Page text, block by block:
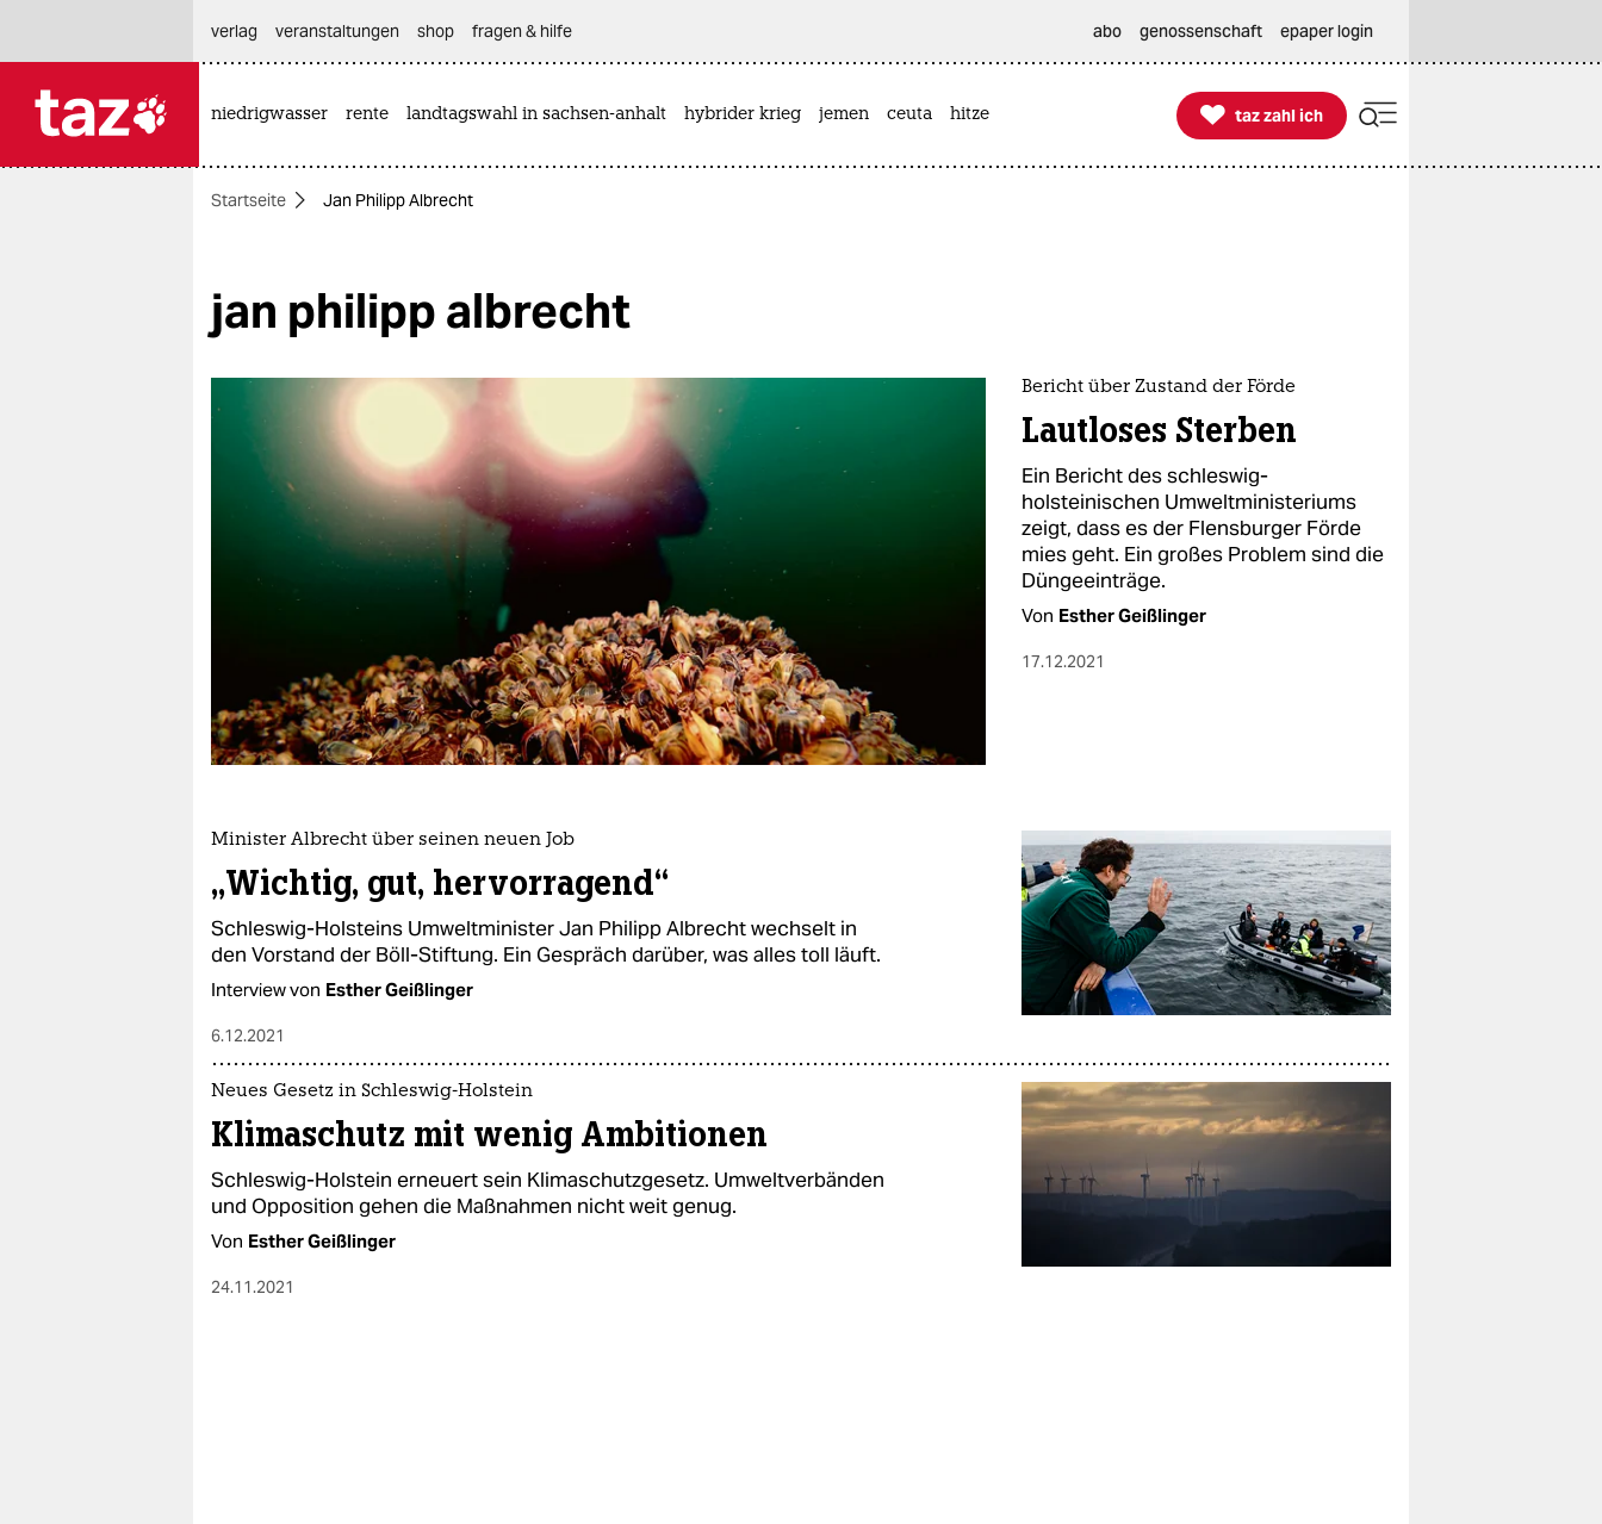
themen
öko
gesellschaft
kultur
sport
nord
verlag
verlag
shop
fragen & hilfe
unterstützen
abo
genossenschaft
epaper login
verlag
veranstaltungen shop fragen & hilfe abo genossenschaft epaper login
niedrigwasser rente landtagswahl in sachsen-anhalt hybrider krieg jemen ceuta hitze 
taz zahl ich
taz zahl ich
Startseite Jan Philipp Albrecht
jan philipp albrecht
Bericht über Zustand der Förde
Lautloses Sterben
Ein Bericht des schleswig-
holsteinischen Umweltministeriums
zeigt, dass es der Flensburger Förde
mies geht. Ein großes Problem sind die
Düngeeinträge.
Von Esther Geißlinger
17.12.2021
Minister Albrecht über seinen neuen Job
„Wichtig, gut, hervorragend“
Schleswig-Holsteins Umweltminister Jan Philipp Albrecht wechselt in
den Vorstand der Böll-Stiftung. Ein Gespräch darüber, was alles toll läuft.
Interview von Esther Geißlinger
6.12.2021
Neues Gesetz in Schleswig-Holstein
Klimaschutz mit wenig Ambitionen
Schleswig-Holstein erneuert sein Klimaschutzgesetz. Umweltverbänden
und Opposition gehen die Maßnahmen nicht weit genug.
Von Esther Geißlinger
24.11.2021